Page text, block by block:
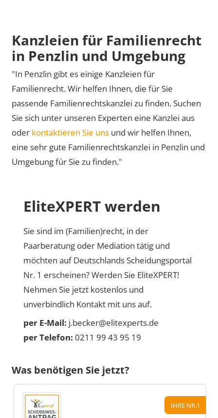
Kanzleien für Familienrecht
in Penzlin und Umgebung
"In Penzlin gibt es einige Kanzleien für
Familienrecht. Wir helfen Ihnen, die für Sie
passende Familienrechtskanzlei zu finden. Suchen
Sie sich unter unseren Experten eine Kanzlei aus
oder kontaktieren Sie uns und wir helfen Ihnen,
eine sehr gute Familienrechtskanzlei in Penzlin und
Umgebung für Sie zu finden."
EliteXPERT werden
Sie sind im (Familien)recht, in der
Paarberatung oder Mediation tätig und
möchten auf Deutschlands Scheidungsportal
Nr. 1 erscheinen? Werden Sie EliteXPERT!
Nehmen Sie jetzt kostenlos und
unverbindlich Kontakt mit uns auf.
per E-Mail: j.becker@elitexperts.de
per Telefon: 0211 99 43 95 19
Was benötigen Sie jetzt?
IHRE NR.1